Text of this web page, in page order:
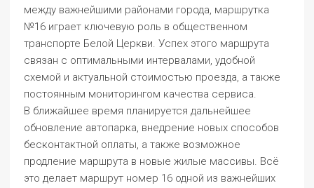
между важнейшими районами города, маршрутка
№16 играет ключевую роль в общественном
транспорте Белой Церкви. Успех этого маршрута
связан с оптимальными интервалами, удобной
схемой и актуальной стоимостью проезда, а также
постоянным мониторингом качества сервиса.
В ближайшее время планируется дальнейшее
обновление автопарка, внедрение новых способов
бесконтактной оплаты, а также возможное
продление маршрута в новые жилые массивы. Всё
это делает маршрут номер 16 одной из важнейших